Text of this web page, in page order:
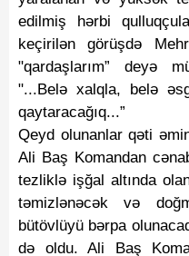
edilmiş hərbi
keçirilən görüşdə
"qardaşlarım” deyə
"...Belə xalqla, belə
qaytaracağıq...”
Qeyd olunanlar qəti
Ali Baş Komandan
tezliklə işğal altında
təmizlənəcək və
bütövlüyü bərpa
də oldu. Ali Baş